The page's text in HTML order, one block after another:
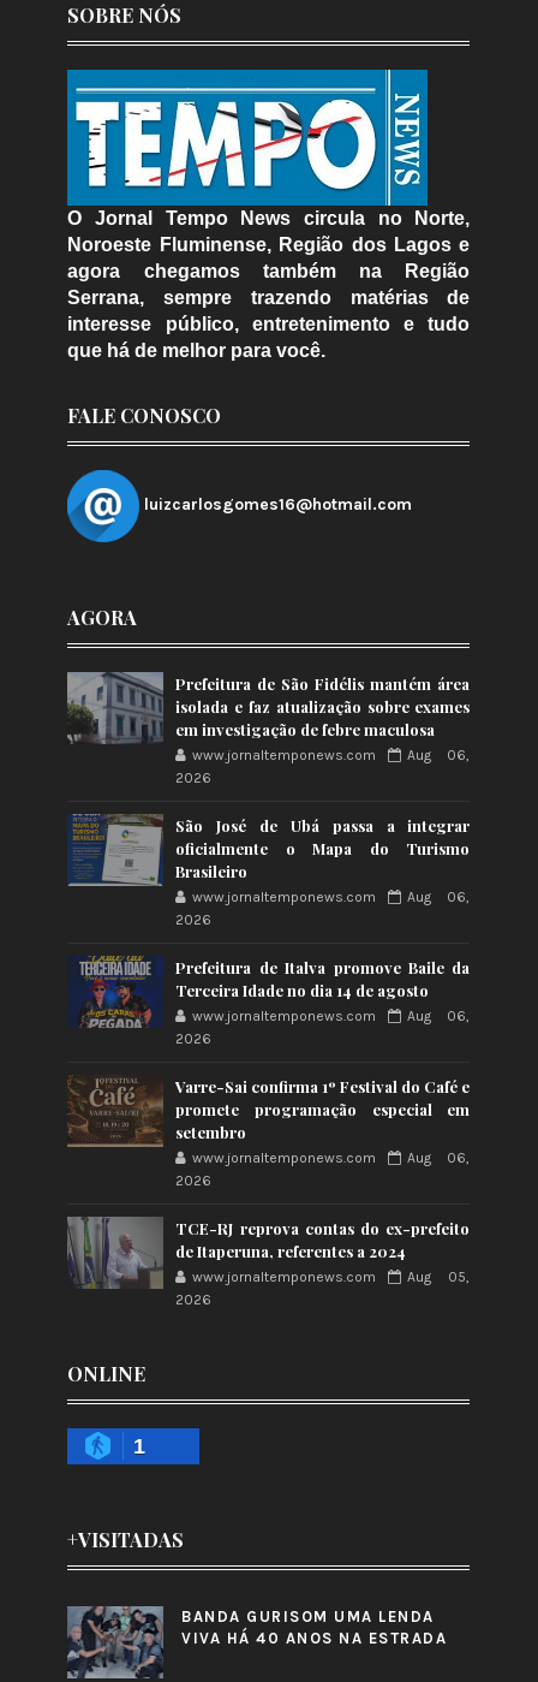
SOBRE NÓS
O Jornal Tempo News circula no Norte,
Noroeste Fluminense, Região dos Lagos e
agora chegamos também na Região
Serrana, sempre trazendo matérias de
interesse público, entretenimento e tudo
que há de melhor para você.
FALE CONOSCO
luizcarlosgomes16@hotmail.com
AGORA
Prefeitura de São Fidélis mantém área
isolada e faz atualização sobre exames
em investigação de febre maculosa
www.jornaltemponews.com
Aug 06,
2026
São José de Ubá passa a integrar
oficialmente o Mapa do Turismo
Brasileiro
www.jornaltemponews.com
Aug 06,
2026
Prefeitura de Italva promove Baile da
Terceira Idade no dia 14 de agosto
www.jornaltemponews.com
Aug 06,
2026
Varre-Sai confirma 1º Festival do Café e
promete programação especial em
setembro
www.jornaltemponews.com
Aug 06,
2026
TCE-RJ reprova contas do ex-prefeito
de Itaperuna, referentes a 2024
www.jornaltemponews.com
Aug 05,
2026
ONLINE
1
+VISITADAS
BANDA GURISOM UMA LENDA
VIVA HÁ 40 ANOS NA ESTRADA